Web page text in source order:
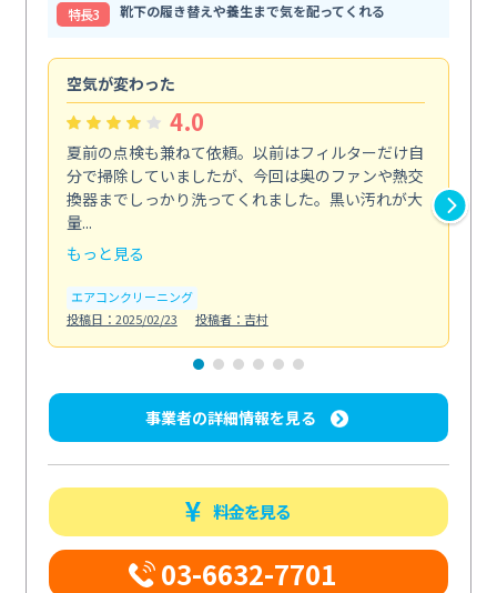
特⻑3
靴下の履き替えや養生まで気を配ってくれる
空気が変わった
4.0
夏前の点検も兼ねて依頼。以前はフィルターだけ自
分で掃除していましたが、今回は奥のファンや熱交
換器までしっかり洗ってくれました。黒い汚れが大
量...
もっと見る
エアコンクリーニング
投稿日：2025/02/23
投稿者：吉村
事業者の詳細情報を見る
料金を見る
03-6632-7701